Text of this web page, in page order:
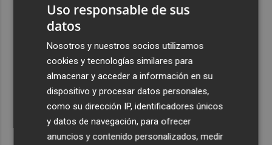
pública para los municipios del interior
Un proyecto impulsa la restauración ecológica del
Parque Natural del Túria tras la Dana durante dos años
Abala Infraescturas se perfila para adjudicarse la
construcción del CEIP La Cañada del Fenollar por 5,6
millones
Uso responsable de sus
datos
Nosotros y nuestros socios utilizamos
cookies y tecnologías similares para
almacenar y acceder a información en su
dispositivo y procesar datos personales,
como su dirección IP, identificadores únicos
y datos de navegación, para ofrecer
anuncios y contenido personalizados, medir